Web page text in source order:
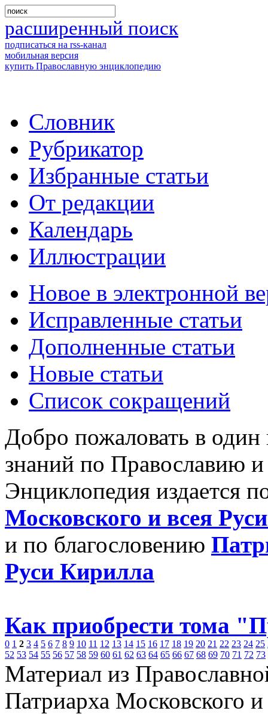
расширенный поиск
подписаться на rss-канал
мобильная версия
купить Православную энциклопедию
Словник
Рубрикатор
Избранные статьи
От редакции
Календарь
Иллюстрации
Новое в электронной
Исправленные статьи
Дополненные статьи
Новые статьи
Список сокращений
Добро пожаловать в
знаний по Православию
Энциклопедия издается
Московского и всея
и по благословению
Руси Кирилла
Как приобрести тома
0 1 2 3 4 5 6 7 8 9 10 11 12 13 14 15 16 17 18 19 20 21 22 23 24 25
52 53 54 55 56 57 58 59 60 61 62 63 64 65 66 67 68 69 70 71 72 73
Материал из
Патриарха Московского